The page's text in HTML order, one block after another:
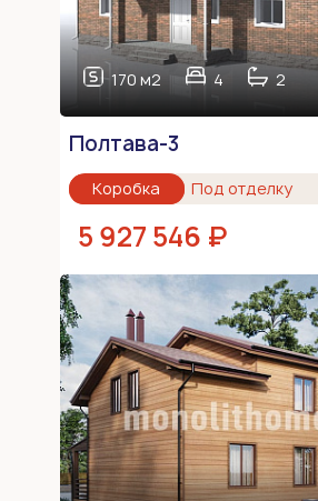
170 м2 4 2
Полтава-3
Коробка Под отделку
5 927 546 ₽